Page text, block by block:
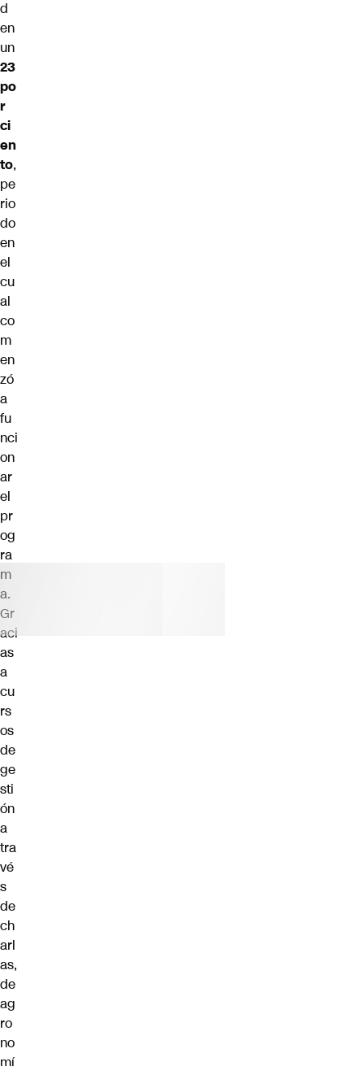
d
en
un
23
po
r
ci
en
to,
pe
rio
do
en
el
cu
al
co
m
en
zó
a
fu
nci
on
ar
el
pr
og
ra
m
a.
Gr
aci
as
a
cu
rs
os
de
ge
sti
ón
a
tra
vé
s
de
ch
arl
as,
de
ag
ro
no
mí